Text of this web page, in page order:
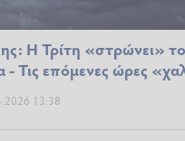
Η Τρίτη «στρώνει»
- Τις επόμενες ώρες
13:38